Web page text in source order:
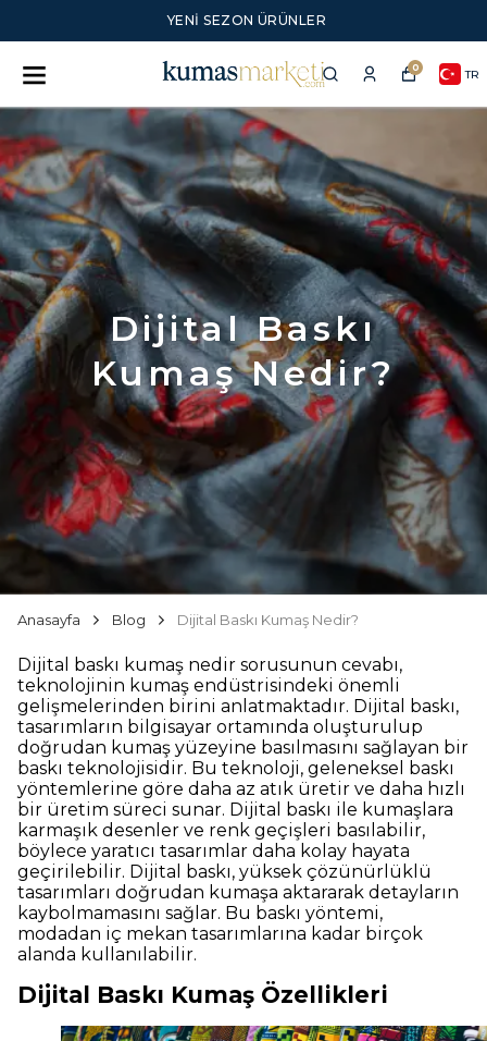
YENI SEZON ÜRÜNLER
0 TR
Dijital Baskı
Kumaş Nedir?
Anasayfa Blog Dijital Baskı Kumaş Nedir?
Dijital baskı kumaş nedir sorusunun cevabı,
teknolojinin kumaş endüstrisindeki önemli
gelişmelerinden birini anlatmaktadır. Dijital baskı,
tasarımların bilgisayar ortamında oluşturulup
doğrudan kumaş yüzeyine basılmasını sağlayan bir
baskı teknolojisidir. Bu teknoloji, geleneksel baskı
yöntemlerine göre daha az atık üretir ve daha hızlı
bir üretim süreci sunar. Dijital baskı ile kumaşlara
karmaşık desenler ve renk geçişleri basılabilir,
böylece yaratıcı tasarımlar daha kolay hayata
geçirilebilir. Dijital baskı, yüksek çözünürlüklü
tasarımları doğrudan kumaşa aktararak detayların
kaybolmamasını sağlar. Bu baskı yöntemi,
modadan iç mekan tasarımlarına kadar birçok
alanda kullanılabilir.
Dijital Baskı Kumaş Özellikleri